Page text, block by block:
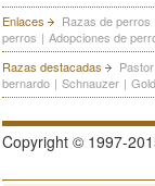
Enlaces Razas de perros
perros | Adopciones de
Razas destacadas
bernardo | Schnauzer |
Copyright © 1997-